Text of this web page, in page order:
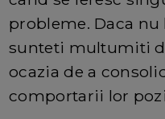
probleme. Daca
sunteti multumiti
ocazia de a
comportarii lor